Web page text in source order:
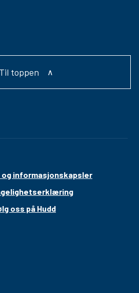
Til toppen
og informasjonskapsler
oss på Hudd